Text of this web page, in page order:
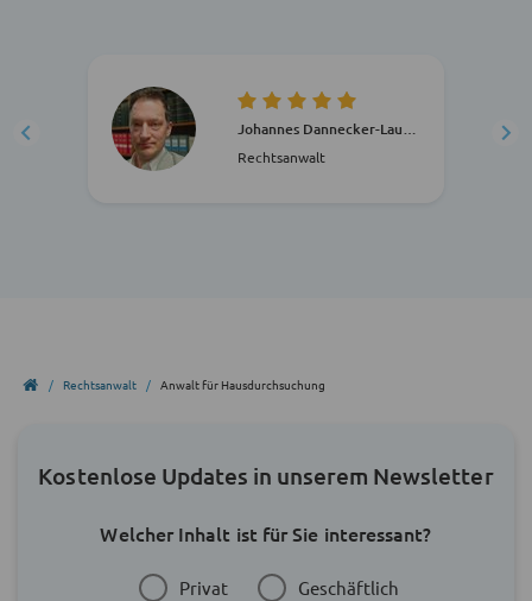
Johannes Dannecker-Lauren
Rechtsanwalt
Rechtsanwalt Anwalt für Hausdurchsuchung
Kostenlose Updates in unserem Newsletter
Welcher Inhalt ist für Sie interessant?
Privat Geschäftlich